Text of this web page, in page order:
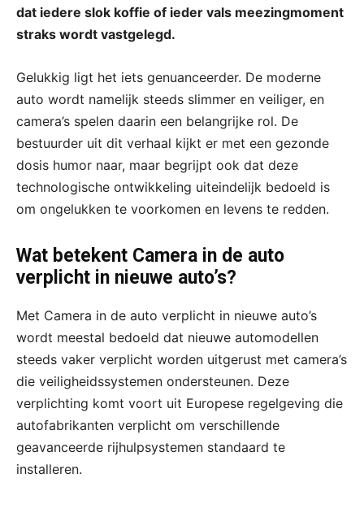
dat iedere slok koffie of ieder vals meezingmoment
straks wordt vastgelegd.
Gelukkig ligt het iets genuanceerder. De moderne
auto wordt namelijk steeds slimmer en veiliger, en
camera’s spelen daarin een belangrijke rol. De
bestuurder uit dit verhaal kijkt er met een gezonde
dosis humor naar, maar begrijpt ook dat deze
technologische ontwikkeling uiteindelijk bedoeld is
om ongelukken te voorkomen en levens te redden.
Wat betekent Camera in de auto
verplicht in nieuwe auto’s?
Met Camera in de auto verplicht in nieuwe auto’s
wordt meestal bedoeld dat nieuwe automodellen
steeds vaker verplicht worden uitgerust met camera’s
die veiligheidssystemen ondersteunen. Deze
verplichting komt voort uit Europese regelgeving die
autofabrikanten verplicht om verschillende
geavanceerde rijhulpsystemen standaard te
installeren.